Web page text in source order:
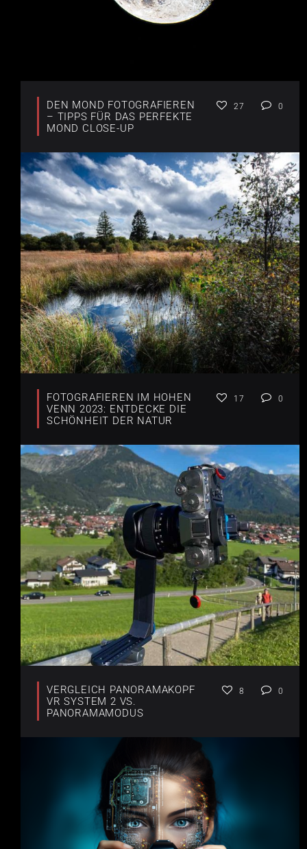
DEN MOND FOTOGRAFIEREN
– TIPPS FÜR DAS PERFEKTE
MOND CLOSE-UP
27 0
FOTOGRAFIEREN IM HOHEN
VENN 2023: ENTDECKE DIE
SCHÖNHEIT DER NATUR
17 0
VERGLEICH PANORAMAKOPF
VR SYSTEM 2 VS.
PANORAMAMODUS
8 0